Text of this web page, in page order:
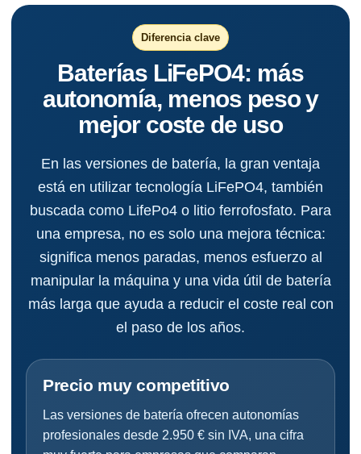
Diferencia clave
Baterías LiFePO4: más
autonomía, menos peso y
mejor coste de uso
En las versiones de batería, la gran ventaja
está en utilizar tecnología LiFePO4, también
buscada como LifePo4 o litio ferrofosfato. Para
una empresa, no es solo una mejora técnica:
significa menos paradas, menos esfuerzo al
manipular la máquina y una vida útil de batería
más larga que ayuda a reducir el coste real con
el paso de los años.
Precio muy competitivo
Las versiones de batería ofrecen autonomías
profesionales desde 2.950 € sin IVA, una cifra